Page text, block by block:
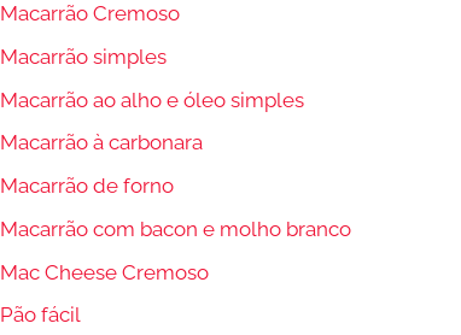
Macarrão Cremoso
Macarrão simples
Macarrão ao alho e óleo simples
Macarrão à carbonara
Macarrão de forno
Macarrão com bacon e molho branco
Mac Cheese Cremoso
Pão fácil